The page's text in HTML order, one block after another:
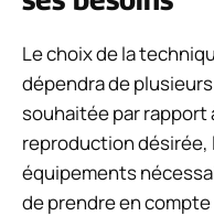
Le choix de la
dépendra de
souhaitée par rapport
reproduction
équipements
de prendre en